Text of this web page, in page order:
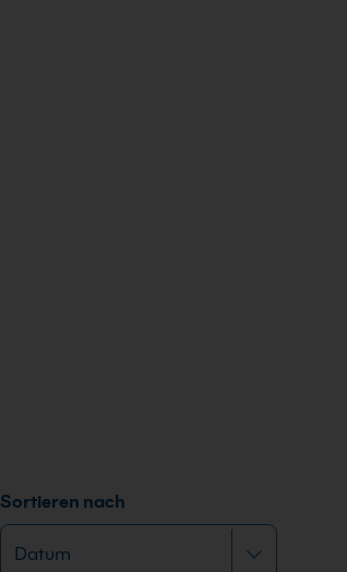
Sortieren nach